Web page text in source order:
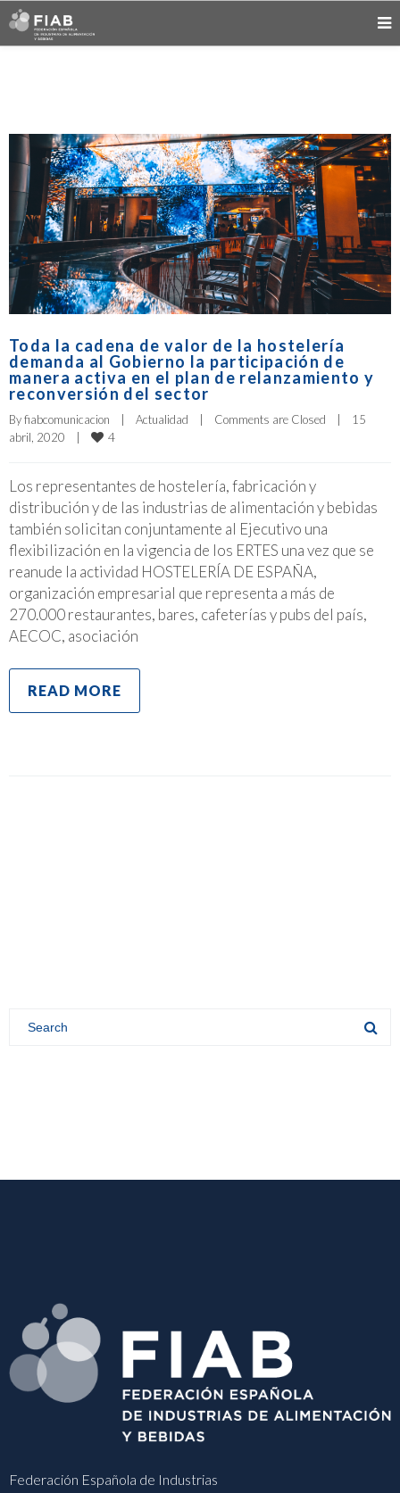
Toda la cadena de valor de la hostelería
demanda al Gobierno la participación de
manera activa en el plan de relanzamiento y
reconversión del sector
By fiabcomunicacion Actualidad Comments are Closed
15
abril, 2020
4
Los representantes de hostelería, fabricación y
distribución y de las industrias de alimentación y bebidas
también solicitan conjuntamente al Ejecutivo una
flexibilización en la vigencia de los ERTES una vez que se
reanude la actividad HOSTELERÍA DE ESPAÑA,
organización empresarial que representa a más de
270.000 restaurantes, bares, cafeterías y pubs del país,
AECOC, asociación
READ MORE
Federación Española de Industrias